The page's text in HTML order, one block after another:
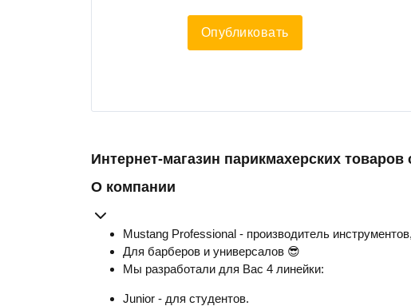
Опубликовать
Интернет-магазин парикмахерских товаров
О компании
Mustang Professional - производитель
Для барберов и универсалов 😎
Мы разработали для Вас 4 линейки:
Junior - для студентов.